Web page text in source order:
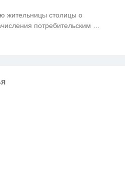
жительницы столицы о
потребительским …